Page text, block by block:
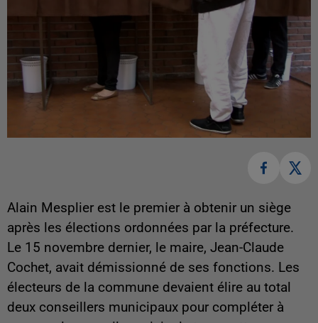
Alain Mesplier est le premier à obtenir un siège
après les élections ordonnées par la préfecture.
Le 15 novembre dernier, le maire, Jean-Claude
Cochet, avait démissionné de ses fonctions. Les
électeurs de la commune devaient élire au total
deux conseillers municipaux pour compléter à